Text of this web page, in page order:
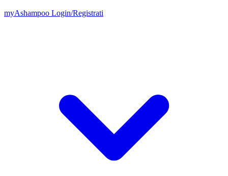
myAshampoo Login/Registrati